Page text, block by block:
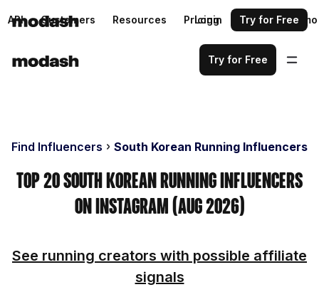
API Customers Resources Pricing Request a demo
Login Try for Free
Try for Free
Find Influencers South Korean Running Influencers
Top 20 South Korean Running Influencers
on Instagram (Aug 2026)
See running creators with possible affiliate
signals